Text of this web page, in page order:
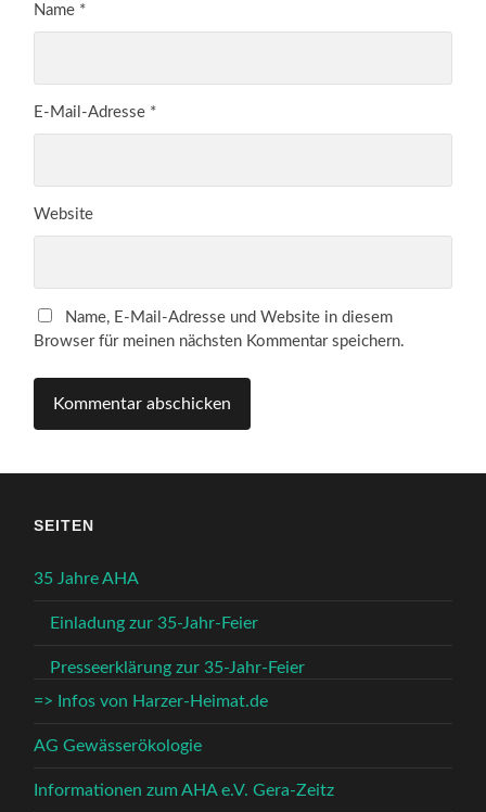
Name *
E-Mail-Adresse *
Website
Name, E-Mail-Adresse und Website in diesem
Browser für meinen nächsten Kommentar speichern.
SEITEN
35 Jahre AHA
Einladung zur 35-Jahr-Feier
Presseerklärung zur 35-Jahr-Feier
=> Infos von Harzer-Heimat.de
AG Gewässerökologie
Informationen zum AHA e.V. Gera-Zeitz